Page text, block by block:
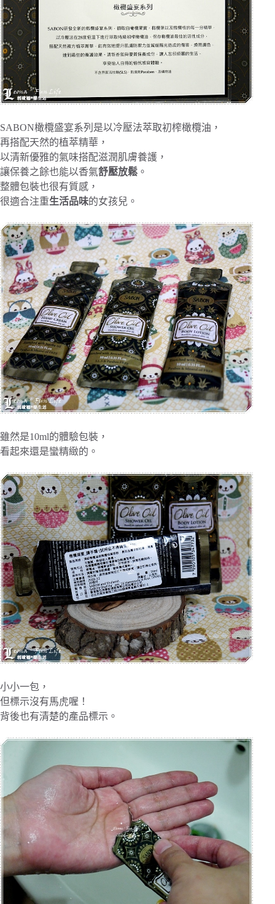
SABON橄欖盛宴系列是以冷壓法萃取初榨橄欖油，
再搭配天然的植萃精華，
以清新優雅的氣味搭配滋潤肌膚養護，
讓保養之餘也能以香氣舒壓放鬆 。
整體包裝也很有質感，
很適合注重生活品味的女孩兒。
雖然是10ml的體驗包裝，
看起來還是蠻精緻的。
小小一包，
但標示沒有馬虎喔！
背後也有清楚的產品標示。